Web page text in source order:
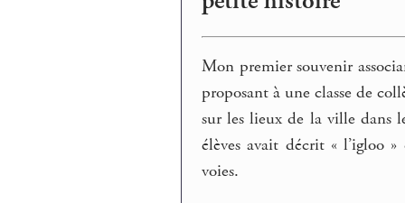
Mon premier souvenir
proposant à une classe de
sur les lieux de la ville dans
élèves avait décrit « l’igloo
voies.